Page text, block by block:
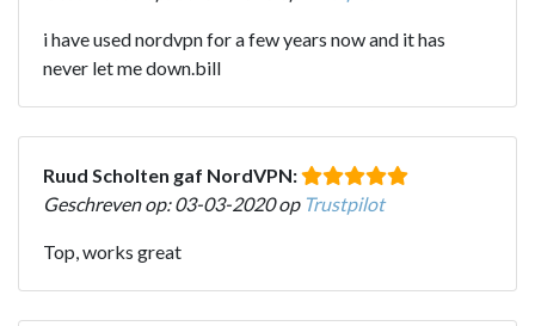
i have used nordvpn for a few years now and it has
never let me down.bill
Ruud Scholten gaf NordVPN:
Geschreven op: 03-03-2020 op Trustpilot
Top, works great